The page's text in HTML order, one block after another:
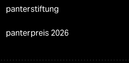
panterstiftung
panterpreis 2026